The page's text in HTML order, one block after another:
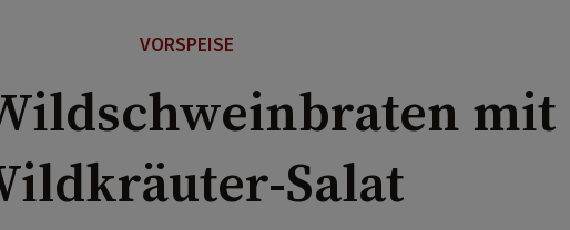
VORSPEISE
mit
Salat